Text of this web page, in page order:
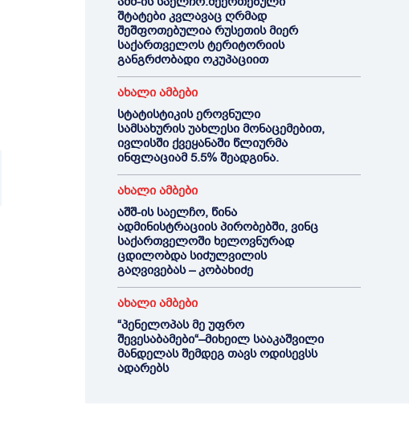
შტატები კვლავაც ღრმად
შეშფოთებულია რუსეთის მიერ
საქართველოს ტერიტორიის
განგრძობადი ოკუპაციით
ახალი ამბები
სტატისტიკის ეროვნული
სამსახურის უახლესი მონაცემებით,
ივლისში ქვეყანაში წლიურმა
ინფლაციამ 5.5% შეადგინა.
ახალი ამბები
აშშ-ის საელჩო, წინა
ადმინისტრაციის პირობებში, ვინც
საქართველოში ხელოვნურად
ცდილობდა სიძულვილის
გაღვივებას – კობახიძე
ახალი ამბები
“პენელოპას მე უფრო
შევესაბამები“–მიხეილ სააკაშვილი
მანდელას შემდეგ თავს ოდისევსს
ადარებს